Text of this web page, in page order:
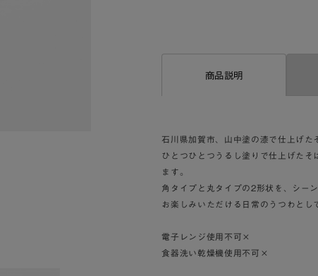
商品説明
石川県加賀市、山中塗の漆で仕上げた
ひとつひとつうるし塗りで仕上げたそ
ます。
角タイプと丸タイプの2形状を、シー
お楽しみいただける日常のうつわとし
電子レンジ使用不可×
食器洗い乾燥機使用不可×